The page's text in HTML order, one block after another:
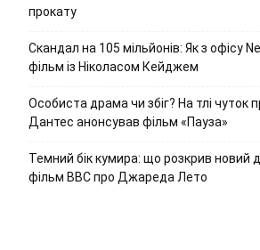
прокату
Скандал на 105 мільйонів: Як з офісу
фільм із Ніколасом Кейджем
Особиста драма чи збіг? На тлі чуток
Дантес анонсував фільм «Пауза»
Темний бік кумира: що розкрив новий
фільм ВВС про Джареда Лето